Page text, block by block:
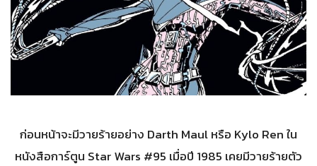
ก่อนหน้าจะมีวายร้ายอย่าง Darth Maul หรือ Kylo Ren ใน
หนังสือการ์ตูน Star Wars #95 เมื่อปี 1985 เคยมีวายร้ายตัว